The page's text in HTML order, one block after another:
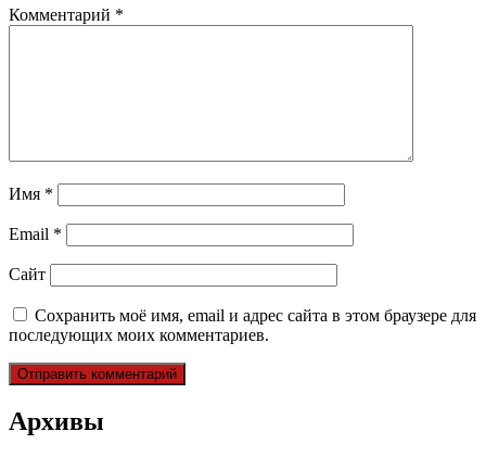
Комментарий *
Имя *
Email *
Сайт
Сохранить моё имя, email и адрес сайта в этом браузере для
последующих моих комментариев.
Архивы